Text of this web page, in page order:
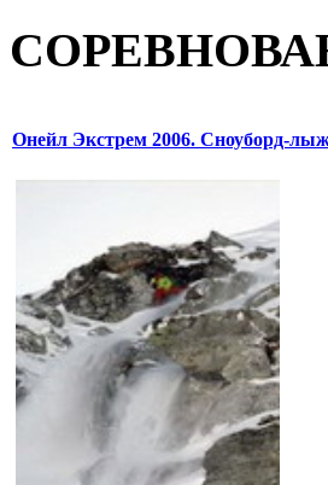
Онейл Экстрем 2006. Сноуборд-